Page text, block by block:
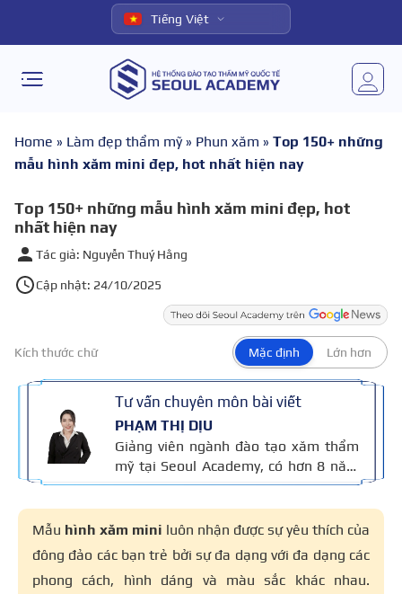
Tiếng Việt
Home » Làm đẹp thẩm mỹ» Phun xăm » Top 150+ những
mẫu hình xăm mini đẹp, hot nhất hiện nay
Top 150+ những mẫu hình xăm mini đẹp, hot
nhất hiện nay
Tác giả: Nguyễn Thuý Hằng
Cập nhật: 24/10/2025
Kích thước chữ Mặc định Lớn hơn
Tư vấn chuyên môn bài viết
PHẠM THỊ DỊU
Giảng viên ngành đào tạo xăm thẩm
mỹ tại Seoul Academy, có hơn 8 năm
kinh nghiệm trong nghề, đạt nhiều
giải thưởng quốc tế và là Giảng viên
Xuất sắc Seoul Academy 2023. Nội
dung được kiểm định dựa trên kinh
nghiệm và tiêu chuẩn kỹ thuật phun
xăm của cô áp dụng trong đào tạo,
Mẫu hình xăm mini luôn nhận được sự yêu thích của
đông đảo các bạn trẻ bởi sự đa dạng với đa dạng các
phong cách, hình dáng và màu sắc khác nhau.